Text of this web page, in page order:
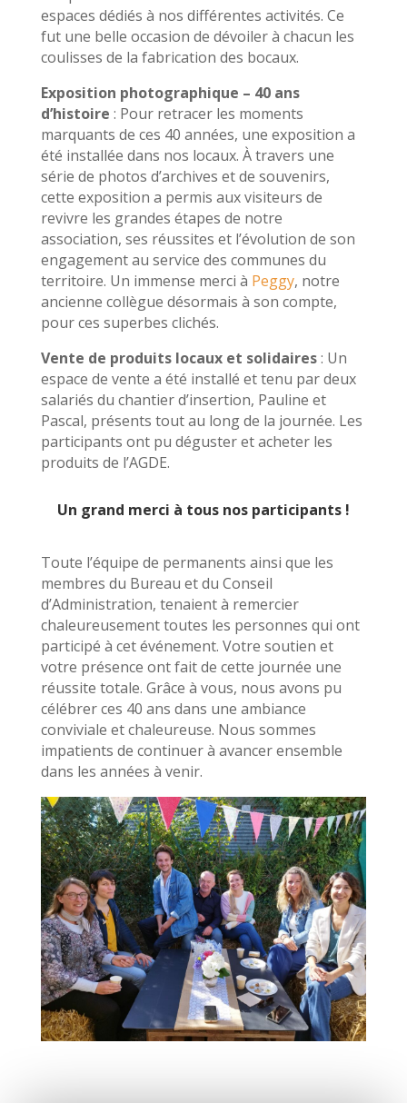
espaces dédiés à nos différentes activités. Ce
fut une belle occasion de dévoiler à chacun les
coulisses de la fabrication des bocaux.
Exposition photographique – 40 ans
d’histoire : Pour retracer les moments
marquants de ces 40 années, une exposition a
été installée dans nos locaux. À travers une
série de photos d’archives et de souvenirs,
cette exposition a permis aux visiteurs de
revivre les grandes étapes de notre
association, ses réussites et l’évolution de son
engagement au service des communes du
territoire. Un immense merci à Peggy, notre
ancienne collègue désormais à son compte,
pour ces superbes clichés.
Vente de produits locaux et solidaires: Un
espace de vente a été installé et tenu par deux
salariés du chantier d’insertion, Pauline et
Pascal, présents tout au long de la journée. Les
participants ont pu déguster et acheter les
produits de l’AGDE.
Un grand merci à tous nos participants !
Toute l’équipe de permanents ainsi que les
membres du Bureau et du Conseil
d’Administration, tenaient à remercier
chaleureusement toutes les personnes qui ont
participé à cet événement. Votre soutien et
votre présence ont fait de cette journée une
réussite totale. Grâce à vous, nous avons pu
célébrer ces 40 ans dans une ambiance
conviviale et chaleureuse. Nous sommes
impatients de continuer à avancer ensemble
dans les années à venir.